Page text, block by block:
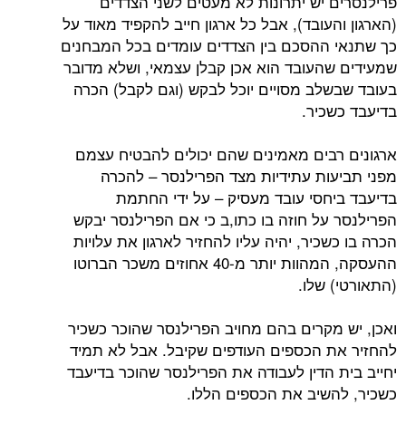
(הארגון והעובד), אבל כל ארגון חייב להקפיד מאוד על
כך שתנאי ההסכם בין הצדדים עומדים בכל המבחנים
שמעידים שהעובד הוא אכן קבלן עצמאי, ושלא מדובר
בעובד שבשלב מסויים יוכל לבקש (וגם לקבל) הכרה
בדיעבד כשכיר.
ארגונים רבים מאמינים שהם יכולים להבטיח עצמם
מפני תביעות עתידיות מצד הפרילנסר – להכרה
בדיעבד ביחסי עובד מעסיק – על ידי החתמת
הפרילנסר על חוזה בו כתו,ב כי אם הפרילנסר יבקש
הכרה בו כשכיר, יהיה עליו להחזיר לארגון את עלויות
ההעסקה, המהוות יותר מ-40 אחוזים משכר הברוטו
(התאורטי) שלו.
ואכן, יש מקרים בהם מחויב הפרילנסר שהוכר כשכיר
להחזיר את הכספים העודפים שקיבל. אבל לא תמיד
יחייב בית הדין לעבודה את הפרילנסר שהוכר בדיעבד
כשכיר, להשיב את הכספים הללו.